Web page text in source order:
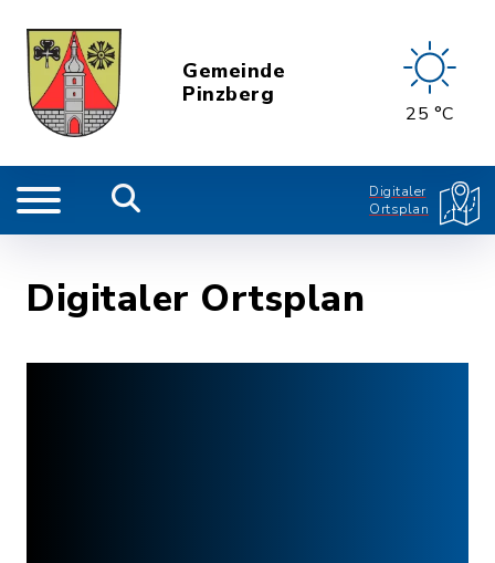
Gemeinde
Pinzberg
25 °C
Digitaler
Ortsplan
Digitaler Ortsplan